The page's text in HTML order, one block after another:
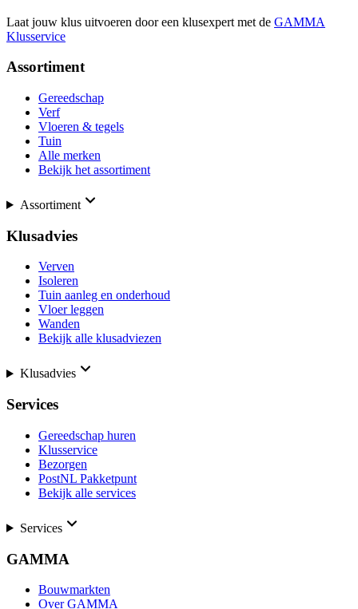
Laat jouw klus uitvoeren door een klusexpert met de GAMMA
Klusservice
Assortiment
Gereedschap
Verf
Vloeren & tegels
Tuin
Alle merken
Bekijk het assortiment
Assortiment
Klusadvies
Verven
Isoleren
Tuin aanleg en onderhoud
Vloer leggen
Wanden
Bekijk alle klusadviezen
Klusadvies
Services
Gereedschap huren
Klusservice
Bezorgen
PostNL Pakketpunt
Bekijk alle services
Services
GAMMA
Bouwmarkten
Over GAMMA